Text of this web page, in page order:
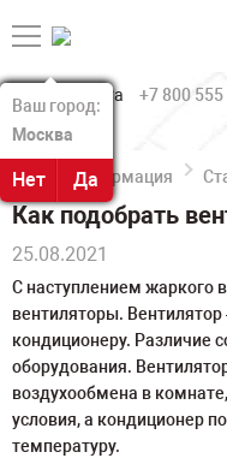
Ваш город:
Москва
Нет Да
Ваш город:
Москва
Нет Да
+7 800 555
Информация
Как подобрать
25.08.2021
С наступлением жаркого
вентиляторы.
кондиционеру. Различие
оборудования.
воздухообмена в
условия, а кондиционер
температуру.